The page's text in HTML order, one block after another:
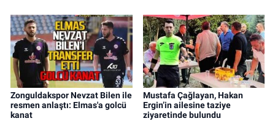
Zonguldakspor Nevzat Bilen ile
resmen anlaştı: Elmas'a golcü
kanat
Mustafa Çağlayan, Hakan
Ergin’in ailesine taziye
ziyaretinde bulundu